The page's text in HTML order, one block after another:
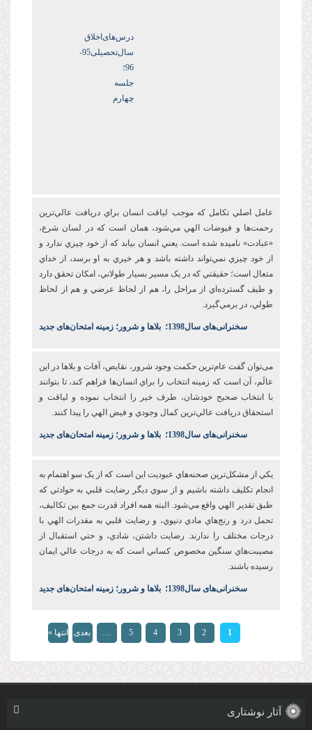
درس‌های‌اخلاق
سال‌تحصیلی‌95-
96؛
جلسه
چهارم
عامل اصلي تکامل که موجب لياقت انسان براي دريافت عالي‌ترين
رحمت‌ها و فيوضات الهي مي‌شود، همان است که در لسان شرع،
«عبادت» ناميده شده است. يعني انسان بيابد که از خود چيزي ندارد و
از خود چيزي نمي‌تواند داشته باشد و هر خيري به او برسد، از خداي
متعال است؛ حقيقتي که در يک مسير بسيار طولاني، امکان تحقق دارد
و طيف گسترده‌اي از مراحل را، هم از لحاظ عرضي و هم از لحاظ
طولي، در برمي‌گيرد.
سخنرانی‌های سال1398 ؛ بلاها و شرور؛ زمینه امتحان‌های جدید
می‌توان گفت عام‌ترين حکمت وجود شرور، نقايص، آفات و بلاها در اين
عالَم، آن است که زمينه انتخاب را براي انسان‌ها فراهم کند، تا بتوانند
با انتخاب صحيح خودشان، طرف خير را انتخاب نموده و لياقت و
استحقاق دريافت عالي‌ترين کمال وجودي و فيض الهي را پيدا کنند.
سخنرانی‌های سال1398 ؛ بلاها و شرور؛ زمینه امتحان‌های جدید
يکي از مشکل‌ترين صحنه‌هاي عبوديت این است که از يک سو اهتمام به
انجام تکليف داشته باشيم و از سوي ديگر رضايت قلبي به حوادثي که
طبق تقدير الهي واقع مي‌شود. البته همه افراد قدرت جمع بين تکاليف،
تحمل درد و رنج‌هاي مادي دنيوي، و رضايت قلبي به مقدرات الهي با
درجات مختلف را ندارند. رضايت‌ داشتن، شادي، و حتي استقبال از
مصيبت‌هاي سنگين مخصوص کساني است که به درجات عالي ايمان
رسيده باشند.
سخنرانی‌های سال1398 ؛ بلاها و شرور؛ زمینه امتحان‌های جدید
صفحه‌ها1
2
3
4
5
… بعدی انتها »
آثار نوشتاری